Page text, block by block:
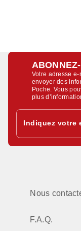
Votre adresse
envoyer des
Poche. Vous
plus
Indiquez votre
Nous
F.A.Q.